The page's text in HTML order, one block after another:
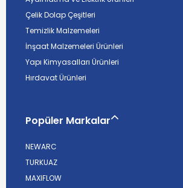
Çelik Dolap Çeşitleri
Temizlik Malzemeleri
İnşaat Malzemeleri Ürünleri
Yapı Kimyasalları Ürünleri
Hırdavat Ürünleri
Popüler Markalar
NEWARC
TURKUAZ
MAXIFLOW